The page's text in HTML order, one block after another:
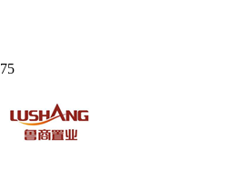
75